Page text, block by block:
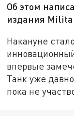
Об этом
издания
Накануне
впервые
Танк уже
пока не